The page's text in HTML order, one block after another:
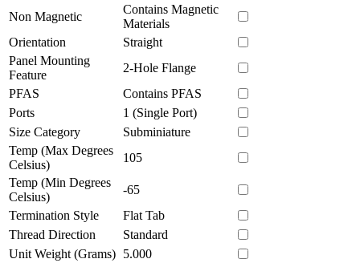
Non Magnetic
Contains Magnetic
Materials
Orientation
Straight
Panel Mounting
Feature
2-Hole Flange
PFAS
Contains PFAS
Ports
1 (Single Port)
Size Category
Subminiature
Temp (Max Degrees
Celsius)
105
Temp (Min Degrees
Celsius)
-65
Termination Style
Flat Tab
Thread Direction
Standard
Unit Weight (Grams) 5.000